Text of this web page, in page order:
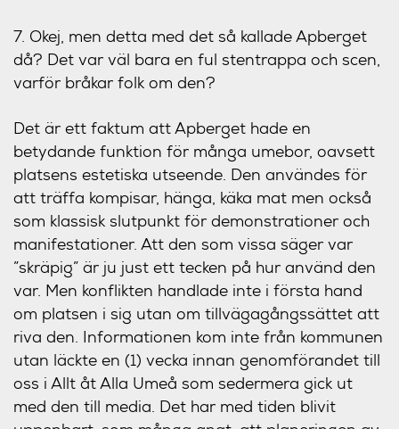
7. Okej, men detta med det så kallade Apberget
då? Det var väl bara en ful stentrappa och scen,
varför bråkar folk om den?
Det är ett faktum att Apberget hade en
betydande funktion för många umebor, oavsett
platsens estetiska utseende. Den användes för
att träffa kompisar, hänga, käka mat men också
som klassisk slutpunkt för demonstrationer och
manifestationer. Att den som vissa säger var
”skräpig” är ju just ett tecken på hur använd den
var. Men konflikten handlade inte i första hand
om platsen i sig utan om tillvägagångssättet att
riva den. Informationen kom inte från kommunen
utan läckte en (1) vecka innan genomförandet till
oss i Allt åt Alla Umeå som sedermera gick ut
med den till media. Det har med tiden blivit